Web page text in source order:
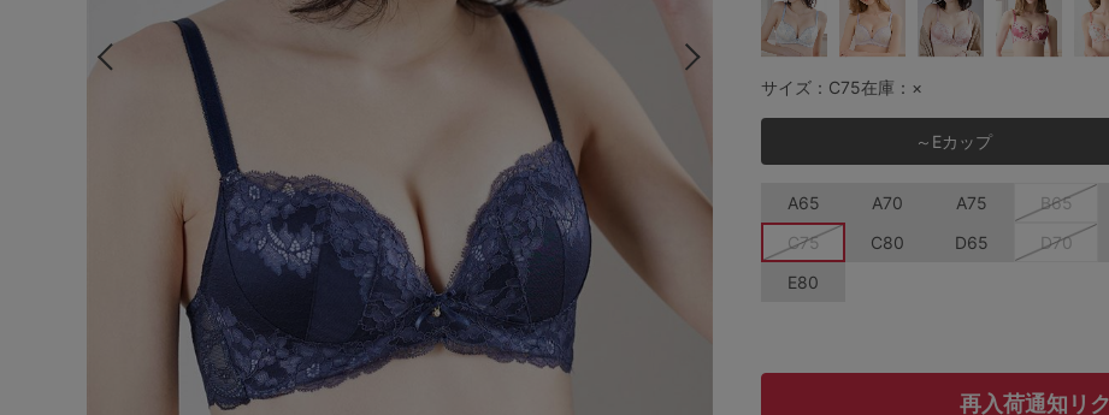
キッズ
マタニティ
ギフトラッピング
SALE
サイズからブラを探す
新着アイテム
ランキング
高評価レビューアイテム
WEB限定アイテム
サイズ：C75在庫：×
～Eカップ
A65 A70 A75 B65
C75
C80 D65 D70
E80
再入荷通知リ